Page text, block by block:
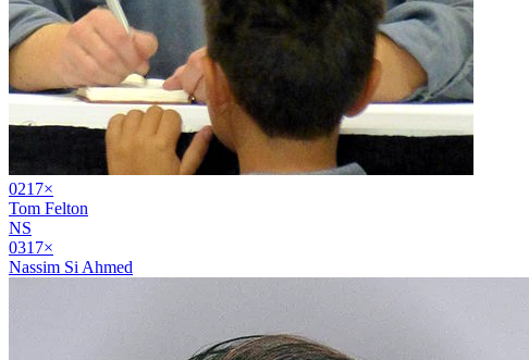
0217×
Tom Felton
NS
0317×
Nassim Si Ahmed